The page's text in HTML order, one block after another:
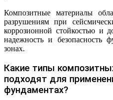
Композитные материалы
разрушениям при
коррозионной стойкостью и
надежность и безопасность
зонах.
Какие типы
подходят для
фундаментах?